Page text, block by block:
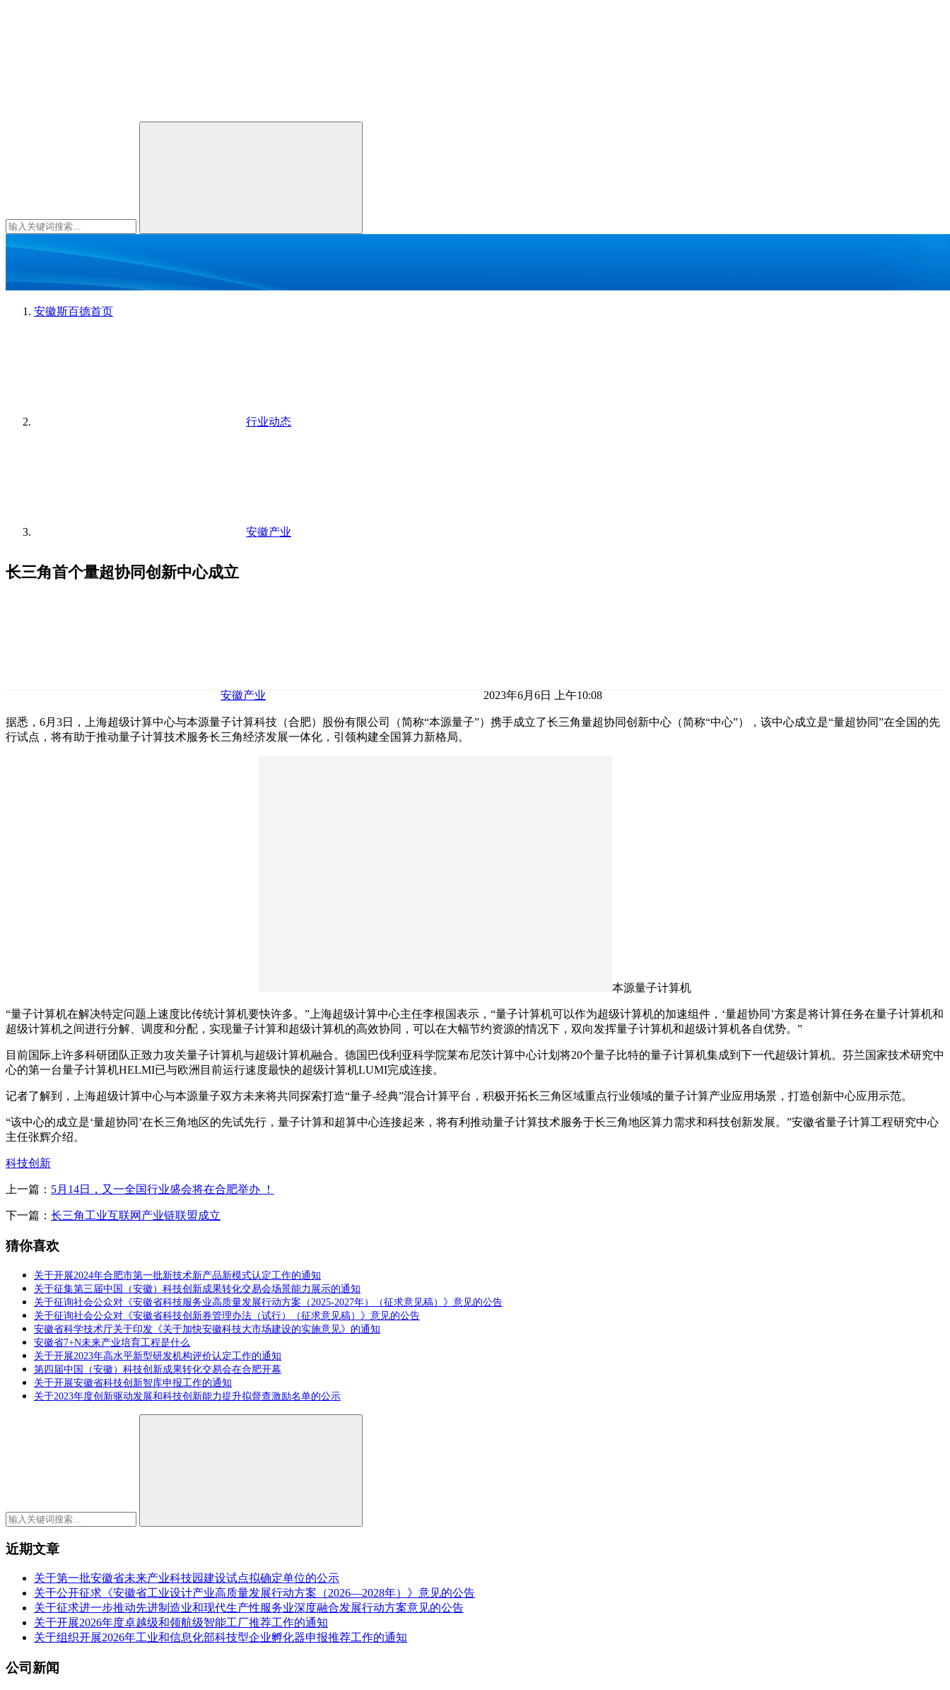
安徽斯百德首页
行业动态
安徽产业
长三角首个量超协同创新中心成立
安徽产业 2023年6月6日 上午10:08
据悉，6月3日，上海超级计算中心与本源量子计算科技（合肥）股份有限公司（简称“本源量子”）携手成立了长三角量超协同创新中心（简称“中心”），该中心成立是“量超协同”在全国的先
行试点，将有助于推动量子计算技术服务长三角经济发展一体化，引领构建全国算力新格局。
本源量子计算机
“量子计算机在解决特定问题上速度比传统计算机要快许多。”上海超级计算中心主任李根国表示，“量子计算机可以作为超级计算机的加速组件，‘量超协同’方案是将计算任务在量子计算机和
超级计算机之间进行分解、调度和分配，实现量子计算和超级计算机的高效协同，可以在大幅节约资源的情况下，双向发挥量子计算机和超级计算机各自优势。”
目前国际上许多科研团队正致力攻关量子计算机与超级计算机融合。德国巴伐利亚科学院莱布尼茨计算中心计划将20个量子比特的量子计算机集成到下一代超级计算机。芬兰国家技术研究中
心的第一台量子计算机HELMI已与欧洲目前运行速度最快的超级计算机LUMI完成连接。
记者了解到，上海超级计算中心与本源量子双方未来将共同探索打造“量子-经典”混合计算平台，积极开拓长三角区域重点行业领域的量子计算产业应用场景，打造创新中心应用示范。
“该中心的成立是‘量超协同’在长三角地区的先试先行，量子计算和超算中心连接起来，将有利推动量子计算技术服务于长三角地区算力需求和科技创新发展。”安徽省量子计算工程研究中心
主任张辉介绍。
科技创新
上一篇： 5月14日，又一全国行业盛会将在合肥举办 ！
下一篇： 长三角工业互联网产业链联盟成立
猜你喜欢
关于开展2024年合肥市第一批新技术新产品新模式认定工作的通知
关于征集第三届中国（安徽）科技创新成果转化交易会场景能力展示的通知
关于征询社会公众对《安徽省科技服务业高质量发展行动方案（2025-2027年）（征求意见稿）》意见的公告
关于征询社会公众对《安徽省科技创新券管理办法（试行）（征求意见稿）》意见的公告
安徽省科学技术厅关于印发《关于加快安徽科技大市场建设的实施意见》的通知
安徽省7+N未来产业培育工程是什么
关于开展2023年高水平新型研发机构评价认定工作的通知
第四届中国（安徽）科技创新成果转化交易会在合肥开幕
关于开展安徽省科技创新智库申报工作的通知
关于2023年度创新驱动发展和科技创新能力提升拟督查激励名单的公示
近期文章
关于第一批安徽省未来产业科技园建设试点拟确定单位的公示
关于公开征求《安徽省工业设计产业高质量发展行动方案（2026—2028年）》意见的公告
关于征求进一步推动先进制造业和现代生产性服务业深度融合发展行动方案意见的公告
关于开展2026年度卓越级和领航级智能工厂推荐工作的通知
关于组织开展2026年工业和信息化部科技型企业孵化器申报推荐工作的通知
公司新闻